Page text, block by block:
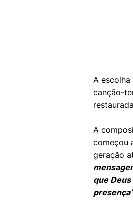
A escolha
canção-
A
começou
geração
que
presença”